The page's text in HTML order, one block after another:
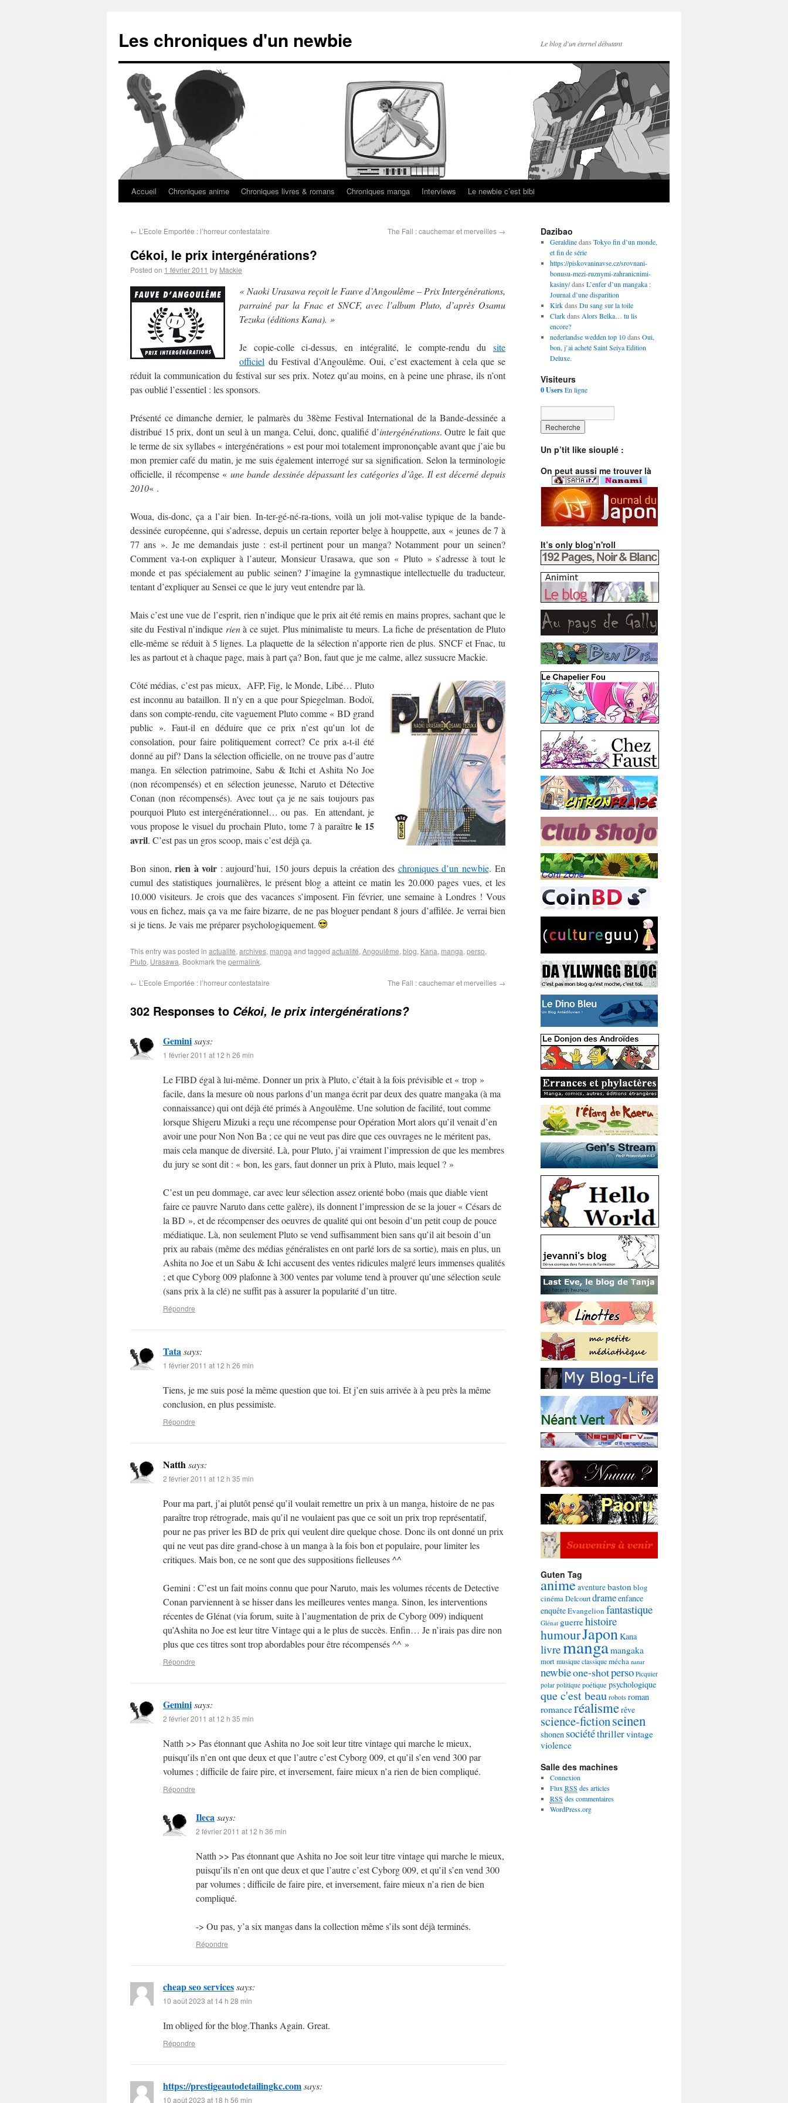
Les chroniques d'un newbie Le blog d'un éternel débutant
Accueil Chroniques anime Chroniques livres & romans Chroniques manga Interviews Le newbie c’est bibi
← L’Ecole Emportée : l’horreur contestataire The Fall : cauchemar et merveilles →
Cékoi, le prix intergénérations?
Posted on 1 février 2011 by Mackie
« Naoki Urasawa reçoit le Fauve d’Angoulême – Prix Intergénérations,
parrainé par la Fnac et SNCF, avec l’album Pluto, d’après Osamu
Tezuka (éditions Kana). »
Je copie-colle ci-dessus, en intégralité, le compte-rendu du site
officiel du Festival d’Angoulême. Oui, c’est exactement à cela que se
réduit la communication du festival sur ses prix. Notez qu’au moins, en à peine une phrase, ils n’ont
pas oublié l’essentiel : les sponsors.
Présenté ce dimanche dernier, le palmarès du 38ème Festival International de la Bande-dessinée a
distribué 15 prix, dont un seul à un manga. Celui, donc, qualifié d’intergénérations. Outre le fait que
le terme de six syllabes « intergénérations » est pour moi totalement imprononçable avant que j’aie bu
mon premier café du matin, je me suis également interrogé sur sa signification. Selon la terminologie
officielle, il récompense «une bande dessinée dépassant les catégories d’âge. Il est décerné depuis
2010« .
Woua, dis-donc, ça a l’air bien. In-ter-gé-né-ra-tions, voilà un joli mot-valise typique de la bande-
dessinée européenne, qui s’adresse, depuis un certain reporter belge à houppette, aux « jeunes de 7 à
77 ans ». Je me demandais juste : est-il pertinent pour un manga? Notamment pour un seinen?
Comment va-t-on expliquer à l’auteur, Monsieur Urasawa, que son « Pluto » s’adresse à tout le
monde et pas spécialement au public seinen? J’imagine la gymnastique intellectuelle du traducteur,
tentant d’expliquer au Sensei ce que le jury veut entendre par là.
Mais c’est une vue de l’esprit, rien n’indique que le prix ait été remis en mains propres, sachant que le
site du Festival n’indique rienà ce sujet. Plus minimaliste tu meurs. La fiche de présentation de Pluto
elle-même se réduit à 5 lignes. La plaquette de la sélection n’apporte rien de plus. SNCF et Fnac, tu
les as partout et à chaque page, mais à part ça? Bon, faut que je me calme, allez sussucre Mackie.
Côté médias, c’est pas mieux, AFP, Fig, le Monde, Libé… Pluto
est inconnu au bataillon. Il n’y en a que pour Spiegelman. Bodoï,
dans son compte-rendu, cite vaguement Pluto comme « BD grand
public ». Faut-il en déduire que ce prix n’est qu’un lot de
consolation, pour faire politiquement correct? Ce prix a-t-il été
donné au pif? Dans la sélection officielle, on ne trouve pas d’autre
manga. En sélection patrimoine, Sabu & Itchi et Ashita No Joe
(non récompensés) et en sélection jeunesse, Naruto et Détective
Conan (non récompensés). Avec tout ça je ne sais toujours pas
pourquoi Pluto est intergénérationnel… ou pas. En attendant, je
vous propose le visuel du prochain Pluto, tome 7 à paraître le 15
avril. C’est pas un gros scoop, mais c’est déjà ça.
Bon sinon, rien à voir : aujourd’hui, 150 jours depuis la création des chroniques d’un newbie. En
cumul des statistiques journalières, le présent blog a atteint ce matin les 20.000 pages vues, et les
10.000 visiteurs. Je crois que des vacances s’imposent. Fin février, une semaine à Londres ! Vous
vous en fichez, mais ça va me faire bizarre, de ne pas bloguer pendant 8 jours d’affilée. Je verrai bien
si je tiens. Je vais me préparer psychologiquement.
This entry was posted in actualité, archives, manga and tagged actualité, Angoulême, blog, Kana, manga, perso,
Pluto, Urasawa. Bookmark the permalink.
← L’Ecole Emportée : l’horreur contestataire The Fall : cauchemar et merveilles →
302 Responses to Cékoi, le prix intergénérations?
Geminisays:
1 février 2011 at 12 h 26 min
Le FIBD égal à lui-même. Donner un prix à Pluto, c’était à la fois prévisible et « trop »
facile, dans la mesure où nous parlons d’un manga écrit par deux des quatre mangaka (à ma
connaissance) qui ont déjà été primés à Angoulême. Une solution de facilité, tout comme
lorsque Shigeru Mizuki a reçu une récompense pour Opération Mort alors qu’il venait d’en
avoir une pour Non Non Ba ; ce qui ne veut pas dire que ces ouvrages ne le méritent pas,
mais cela manque de diversité. Là, pour Pluto, j’ai vraiment l’impression de que les membres
du jury se sont dit : « bon, les gars, faut donner un prix à Pluto, mais lequel ? »
C’est un peu dommage, car avec leur sélection assez orienté bobo (mais que diable vient
faire ce pauvre Naruto dans cette galère), ils donnent l’impression de se la jouer « Césars de
la BD », et de récompenser des oeuvres de qualité qui ont besoin d’un petit coup de pouce
médiatique. Là, non seulement Pluto se vend suffisamment bien sans qu’il ait besoin d’un
prix au rabais (même des médias généralistes en ont parlé lors de sa sortie), mais en plus, un
Ashita no Joe et un Sabu & Ichi accusent des ventes ridicules malgré leurs immenses qualités
; et que Cyborg 009 plafonne à 300 ventes par volume tend à prouver qu’une sélection seule
(sans prix à la clé) ne suffit pas à assurer la popularité d’un titre.
Répondre
Tatasays:
1 février 2011 at 12 h 26 min
Tiens, je me suis posé la même question que toi. Et j’en suis arrivée à à peu près la même
conclusion, en plus pessimiste.
Répondre
Natthsays:
2 février 2011 at 12 h 35 min
Pour ma part, j’ai plutôt pensé qu’il voulait remettre un prix à un manga, histoire de ne pas
paraître trop rétrograde, mais qu’il ne voulaient pas que ce soit un prix trop représentatif,
pour ne pas priver les BD de prix qui veulent dire quelque chose. Donc ils ont donné un prix
qui ne veut pas dire grand-chose à un manga à la fois bon et populaire, pour limiter les
critiques. Mais bon, ce ne sont que des suppositions fielleuses ^^
Gemini : C’est un fait moins connu que pour Naruto, mais les volumes récents de Detective
Conan parviennent à se hisser dans les meilleures ventes manga. Sinon, les interventions
récentes de Glénat (via forum, suite à l’augmentation de prix de Cyborg 009) indiquent
qu’Ashita no Joe est leur titre Vintage qui a le plus de succès. Enfin… Je n’irais pas dire non
plus que ces titres sont trop abordables pour être récompensés ^^ »
Répondre
Geminisays:
2 février 2011 at 12 h 35 min
Natth >> Pas étonnant que Ashita no Joe soit leur titre vintage qui marche le mieux,
puisqu’ils n’en ont que deux et que l’autre c’est Cyborg 009, et qu’il s’en vend 300 par
volumes ; difficile de faire pire, et inversement, faire mieux n’a rien de bien compliqué.
Répondre
Ilecasays:
2 février 2011 at 12 h 36 min
Natth >> Pas étonnant que Ashita no Joe soit leur titre vintage qui marche le mieux,
puisqu’ils n’en ont que deux et que l’autre c’est Cyborg 009, et qu’il s’en vend 300
par volumes ; difficile de faire pire, et inversement, faire mieux n’a rien de bien
compliqué.
-> Ou pas, y’a six mangas dans la collection même s’ils sont déjà terminés.
Répondre
cheap seo servicessays:
10 août 2023 at 14 h 28 min
Im obliged for the blog.Thanks Again. Great.
Répondre
https://prestigeautodetailingkc.comsays:
10 août 2023 at 18 h 56 min
Dazibao
Geraldinedans Tokyo fin d’un monde,
et fin de série
https://piskovaninavse.cz/srovnani-
bonusu-mezi-ruznymi-zahranicnimi-
kasiny/dans L’enfer d’un mangaka :
Journal d’une disparition
Kirkdans Du sang sur la toile
Clarkdans Alors Belka… tu lis
encore?
nederlandse wedden top 10dans Oui,
bon, j’ai acheté Saint Seiya Edition
Deluxe.
Visiteurs
0 UsersEn ligne
Un p’tit like siouplé :
On peut aussi me trouver là
It’s only blog’n'roll
Guten Tag
animeaventurebaston blog
cinémaDelcourtdrameenfance
enquêteEvangelion fantastique
Glénat guerrehistoire
humourJapon Kana
livremangamangaka
mortmusique classiquemécha nanar
newbieone-shotperso Picquier
polar politique poétique psychologique
que c'est beaurobotsroman
romanceréalismerêve
science-fictionseinen
shonen sociététhrillervintage
violence
Salle des machines
Connexion
Flux RSS des articles
RSS des commentaires
WordPress.org